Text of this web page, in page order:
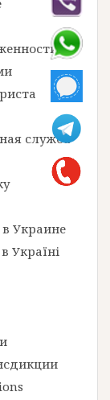
служба
Украине
Україні